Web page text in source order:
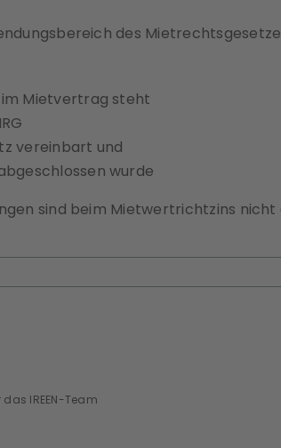
des
Mietvertrag steht
vereinbart und
wurde
sind beim Mietwertrichtzins
das IREEN-Team